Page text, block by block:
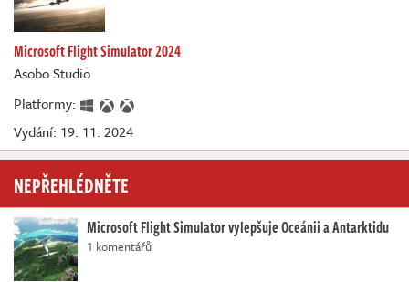
Microsoft Flight Simulator 2024
Asobo Studio
Platformy:
Vydání: 19. 11. 2024
NEPŘEHLÉDNĚTE
Microsoft Flight Simulator vylepšuje Oceánii a Antarktidu
1 komentářů